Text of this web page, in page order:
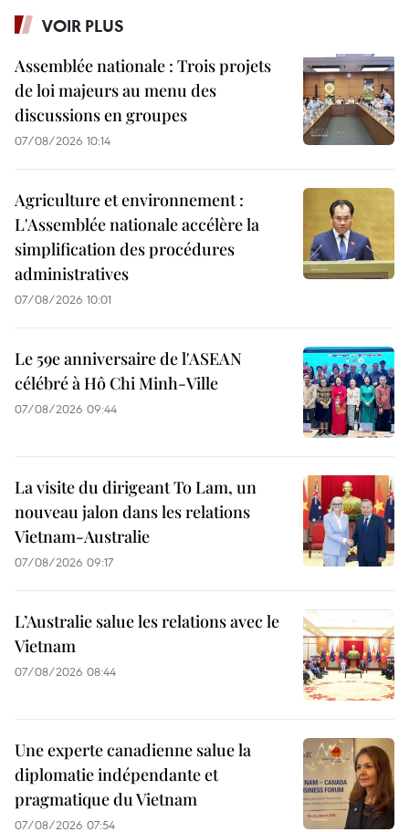
VOIR PLUS
Assemblée nationale : Trois projets
de loi majeurs au menu des
discussions en groupes
07/08/2026 10:14
Agriculture et environnement :
L'Assemblée nationale accélère la
simplification des procédures
administratives
07/08/2026 10:01
Le 59e anniversaire de l'ASEAN
célébré à Hô Chi Minh-Ville
07/08/2026 09:44
La visite du dirigeant To Lam, un
nouveau jalon dans les relations
Vietnam-Australie
07/08/2026 09:17
L’Australie salue les relations avec le
Vietnam
07/08/2026 08:44
Une experte canadienne salue la
diplomatie indépendante et
pragmatique du Vietnam
07/08/2026 07:54